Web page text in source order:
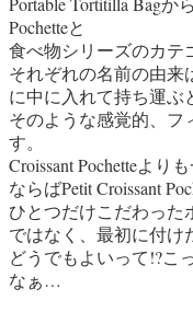
Pochetteと
食べ物シリーズのカテ
それぞれの名前の由来
に中に入れて持ち運ぶ
そのような感覚的、フ
す。
Croissant Pochetteより
ならばPetit Croissant
ひとつだけこだわった
ではなく、最初に付け
どうでもよいって!?こ
なぁ…